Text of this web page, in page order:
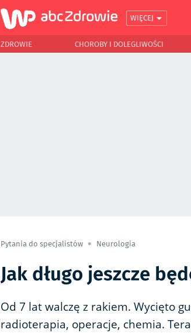
WIĘCEJ
ZDROWIE CHOROBY I DOLEGLIWOŚCI
Pytania do specjalistów Neurologia
Jak długo jeszcze
Od 7 lat walczę z rakiem. Wycięto
radioterapia, operacje, chemia.